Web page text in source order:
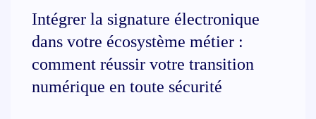
Intégrer la signature électronique
dans votre écosystème métier :
comment réussir votre transition
numérique en toute sécurité